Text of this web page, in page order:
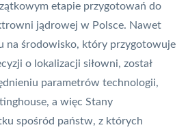
etapie przygotowań do
jądrowej w Polsce. Nawet
na środowisko, który przygotowuje
o lokalizacji siłowni, został
parametrów technologii,
a więc Stany
spośród państw, z których